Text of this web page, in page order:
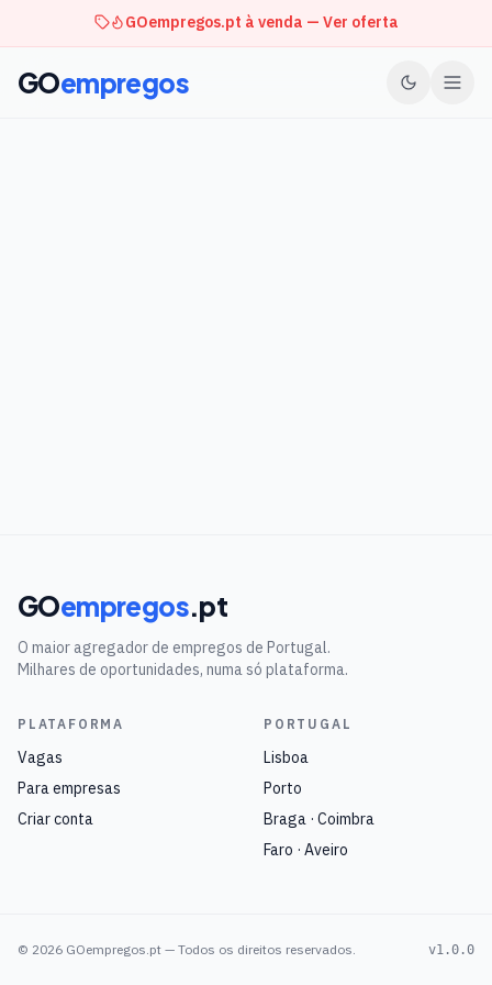
GOempregos.pt à venda — Ver oferta
GOempregos
GOempregos.pt
O maior agregador de empregos de Portugal.
Milhares de oportunidades, numa só plataforma.
PLATAFORMA
Vagas
Para empresas
Criar conta
PORTUGAL
Lisboa
Porto
Braga · Coimbra
Faro · Aveiro
© 2026 GOempregos.pt — Todos os direitos reservados. v1.0.0